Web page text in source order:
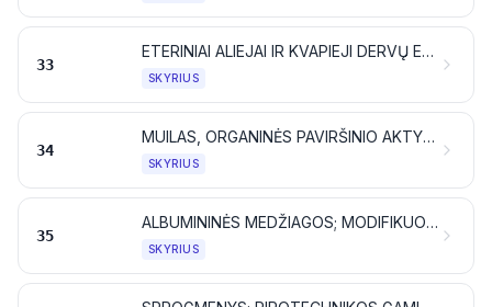
33
ETERINIAI ALIEJAI IR KVAPIEJI DERVŲ EKSTRAKTAI (REZINOIDAI); PARFUMERIJOS, KOSMETIKOS IR TUALETINĖS PRIEMONĖS
SKYRIUS
34
MUILAS, ORGANINĖS PAVIRŠINIO AKTYVUMO MEDŽIAGOS, SKALBIKLIAI, TEPIMO PRIEMONĖS, DIRBTINIAI VAŠKAI, PARUOŠTI VAŠKAI, BLIZGINIMO ARBA ŠVEITIMO PRIEMONĖS, ŽVAKĖS IR PANAŠŪS DIRBINIAI, MODELIAVIMO PASTOS, STOMATOLOGINIAI VAŠKAI, TAIP PAT STOMATOLOGIJOS PREPARATAI, DAUGIAUSIA IŠ GIPSO
SKYRIUS
35
ALBUMININĖS MEDŽIAGOS; MODIFIKUOTI KRAKMOLAI; KLIJAI; FERMENTAI (ENZIMAI)
SKYRIUS